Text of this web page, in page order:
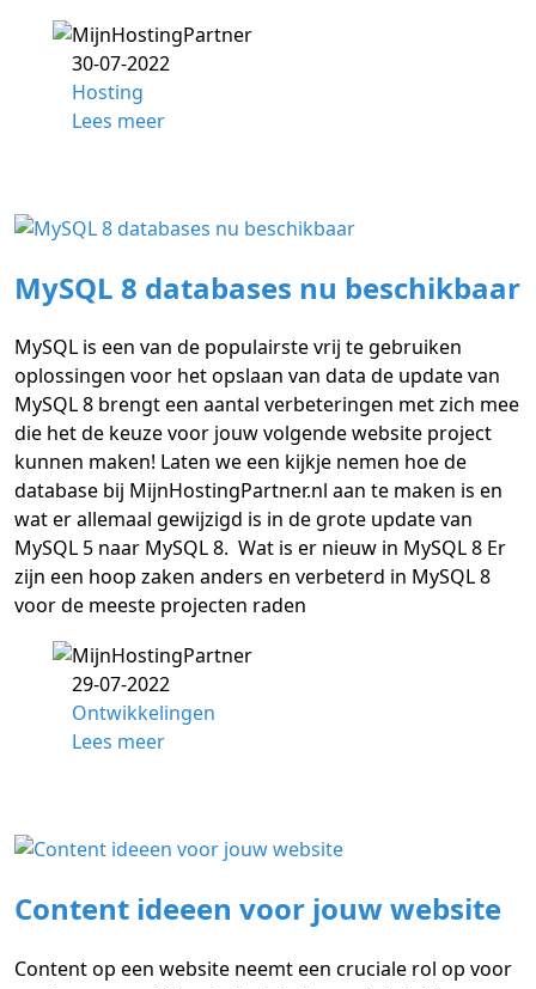
30-07-2022
Hosting
Lees meer
MySQL 8 databases nu beschikbaar
MySQL is een van de populairste vrij te gebruiken
oplossingen voor het opslaan van data de update van
MySQL 8 brengt een aantal verbeteringen met zich mee
die het de keuze voor jouw volgende website project
kunnen maken! Laten we een kijkje nemen hoe de
database bij MijnHostingPartner.nl aan te maken is en
wat er allemaal gewijzigd is in de grote update van
MySQL 5 naar MySQL 8. Wat is er nieuw in MySQL 8 Er
zijn een hoop zaken anders en verbeterd in MySQL 8
voor de meeste projecten raden
29-07-2022
Ontwikkelingen
Lees meer
Content ideeen voor jouw website
Content op een website neemt een cruciale rol op voor